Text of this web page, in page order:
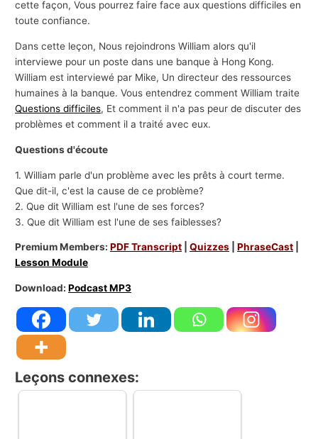
cette façon, Vous pourrez faire face aux questions difficiles en
toute confiance.
Dans cette leçon, Nous rejoindrons William alors qu'il
interviewe pour un poste dans une banque à Hong Kong.
William est interviewé par Mike, Un directeur des ressources
humaines à la banque. Vous entendrez comment William traite
Questions difficiles, Et comment il n'a pas peur de discuter des
problèmes et comment il a traité avec eux.
Questions d'écoute
1. William parle d'un problème avec les prêts à court terme.
Que dit-il, c'est la cause de ce problème?
2. Que dit William est l'une de ses forces?
3. Que dit William est l'une de ses faiblesses?
Premium Members:PDF Transcript |Quizzes |PhraseCast
Lesson Module
Download:Podcast MP3
Leçons connexes: